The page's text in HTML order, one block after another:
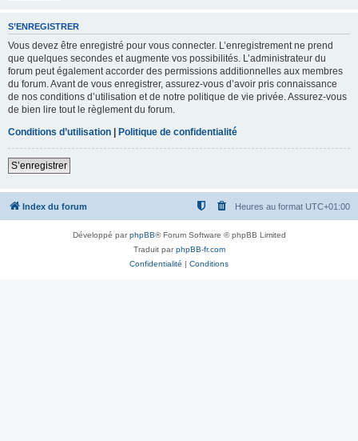
S’ENREGISTRER
Vous devez être enregistré pour vous connecter. L’enregistrement ne prend
que quelques secondes et augmente vos possibilités. L’administrateur du
forum peut également accorder des permissions additionnelles aux membres
du forum. Avant de vous enregistrer, assurez-vous d’avoir pris connaissance
de nos conditions d’utilisation et de notre politique de vie privée. Assurez-vous
de bien lire tout le règlement du forum.
Conditions d’utilisation | Politique de confidentialité
S’enregistrer
Index du forum Heures au format UTC+01:00
Développé parphpBB® Forum Software © phpBB Limited
Traduit parphpBB-fr.com
Confidentialité | Conditions